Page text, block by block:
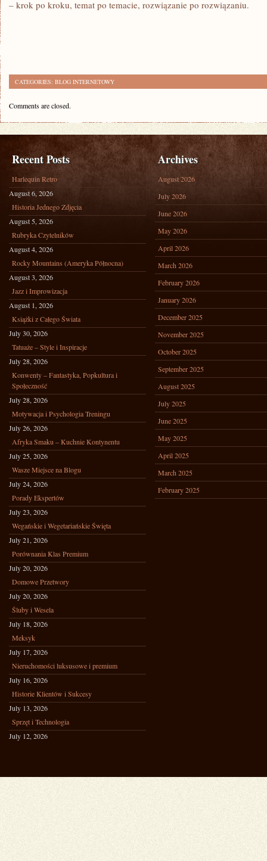
– krok po kroku, temat po temacie, rozwiązanie po rozwiązaniu.
CATEGORIES: BLOG INTERNETOWY
Comments are closed.
Recent Posts
Harlequin Retro
August 6, 2026
Historia Jednego Zdjęcia
August 5, 2026
Rubryka Czytelników
August 4, 2026
Rocky Mountains (Ameryka Północna)
August 3, 2026
Jazz i Improwizacja
August 1, 2026
Książki z Całego Świata
July 30, 2026
Tatuaże – Style i Inspiracje
July 28, 2026
Konwenty – Fantastyka, Popkultura i
Społeczność
July 28, 2026
Motywacja i Psychologia Treningu
July 26, 2026
Afryka Smaku – Kuchnie Kontynentu
July 25, 2026
Wasze Miejsce na Blogu
July 24, 2026
Porady Ekspertów
July 23, 2026
Wegańskie i Wegetariańskie Święta
July 21, 2026
Porównania Klas Premium
July 20, 2026
Domowe Przetwory
July 20, 2026
Śluby i Wesela
July 18, 2026
Meksyk
July 17, 2026
Nieruchomości luksusowe i premium
July 16, 2026
Historie Klientów i Sukcesy
July 13, 2026
Sprzęt i Technologia
July 12, 2026
Archives
August 2026
July 2026
June 2026
May 2026
April 2026
March 2026
February 2026
January 2026
December 2025
November 2025
October 2025
September 2025
August 2025
July 2025
June 2025
May 2025
April 2025
March 2025
February 2025